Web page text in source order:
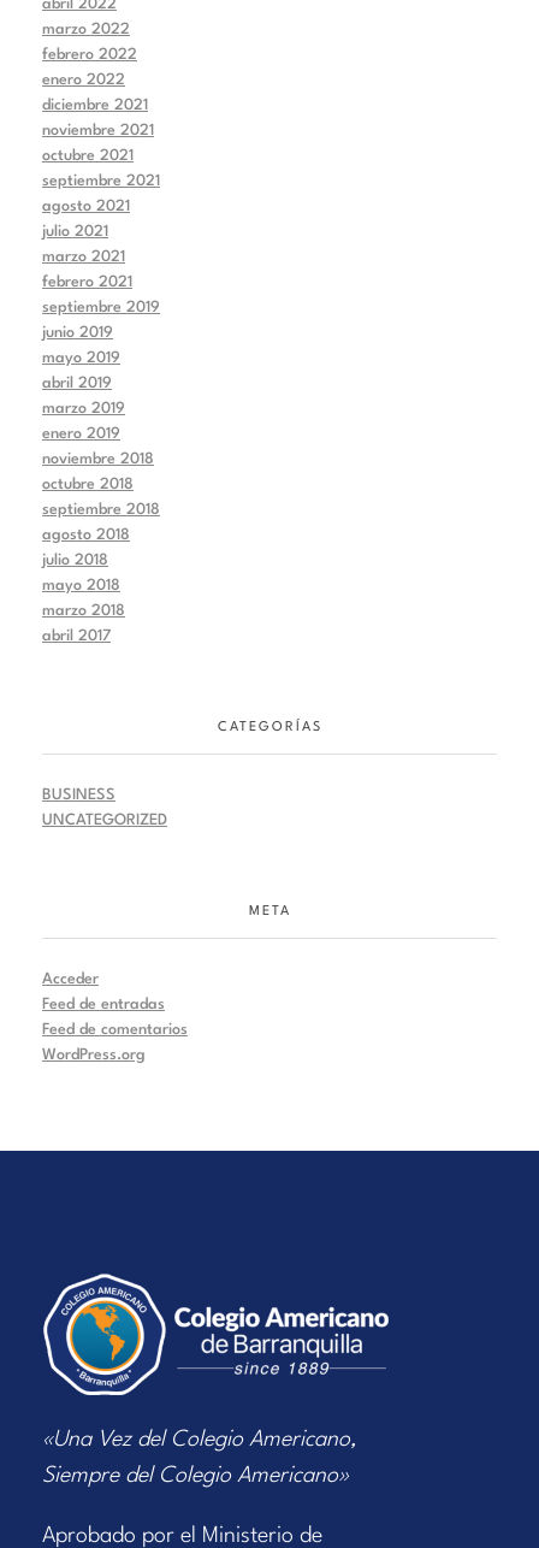
abril 2022
marzo 2022
febrero 2022
enero 2022
diciembre 2021
noviembre 2021
octubre 2021
septiembre 2021
agosto 2021
julio 2021
marzo 2021
febrero 2021
septiembre 2019
junio 2019
mayo 2019
abril 2019
marzo 2019
enero 2019
noviembre 2018
octubre 2018
septiembre 2018
agosto 2018
julio 2018
mayo 2018
marzo 2018
abril 2017
CATEGORÍAS
BUSINESS
UNCATEGORIZED
META
Acceder
Feed de entradas
Feed de comentarios
WordPress.org
«Una Vez del Colegio Americano,
Siempre del Colegio Americano»
Aprobado por el Ministerio de